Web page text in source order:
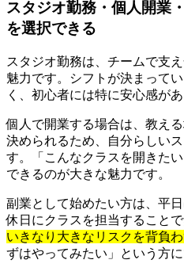
スタジオ勤務・個人開業
を選択できる
スタジオ勤務は、チームで支
魅力です。シフトが決まって
く、初心者には特に安心感があ
個人で開業する場合は、教え
決められるため、自分らしい
す。「こんなクラスを開きた
できるのが大きな魅力です。
副業として始めたい方は、平
休日にクラスを担当すること
いきなり大きなリスクを背負
ずはやってみたい」という方に